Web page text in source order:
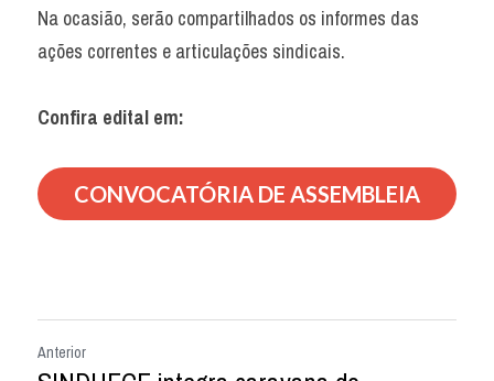
Na ocasião, serão compartilhados os informes das
ações correntes e articulações sindicais.
Confira edital em:
CONVOCATÓRIA DE ASSEMBLEIA
Anterior